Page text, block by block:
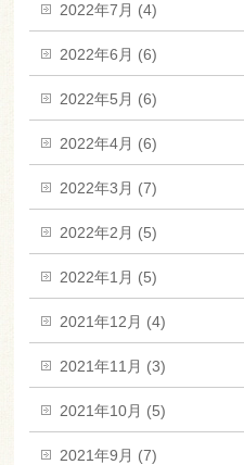
2022年7月 (4)
2022年6月 (6)
2022年5月 (6)
2022年4月 (6)
2022年3月 (7)
2022年2月 (5)
2022年1月 (5)
2021年12月 (4)
2021年11月 (3)
2021年10月 (5)
2021年9月 (7)